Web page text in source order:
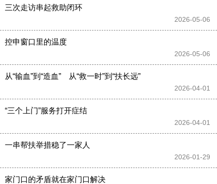
三次走访串起救助闭环
2026-05-06
控申窗口里的温度
2026-05-06
从“输血”到“造血”　从“救一时”到“扶长远”
2026-04-01
“三个上门”服务打开症结
2026-04-01
一串帮扶举措稳了一家人
2026-01-29
家门口的矛盾就在家门口解决